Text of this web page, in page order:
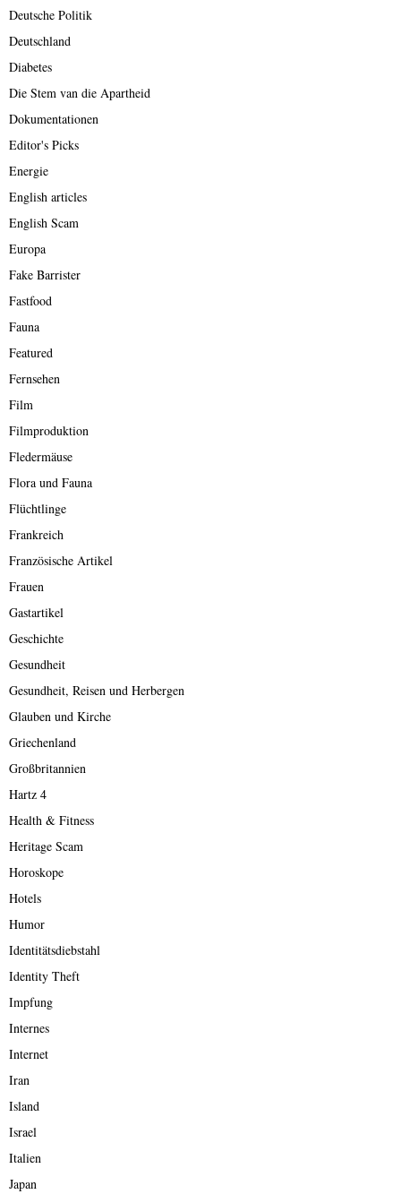
Deutsche Politik
Deutschland
Diabetes
Die Stem van die Apartheid
Dokumentationen
Editor's Picks
Energie
English articles
English Scam
Europa
Fake Barrister
Fastfood
Fauna
Featured
Fernsehen
Film
Filmproduktion
Fledermäuse
Flora und Fauna
Flüchtlinge
Frankreich
Französische Artikel
Frauen
Gastartikel
Geschichte
Gesundheit
Gesundheit, Reisen und Herbergen
Glauben und Kirche
Griechenland
Großbritannien
Hartz 4
Health & Fitness
Heritage Scam
Horoskope
Hotels
Humor
Identitätsdiebstahl
Identity Theft
Impfung
Internes
Internet
Iran
Island
Israel
Italien
Japan